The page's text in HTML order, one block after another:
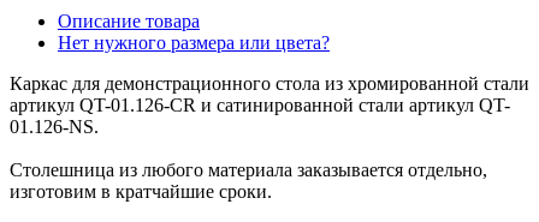
Описание товара
Нет нужного размера или цвета?
Каркас для демонстрационного стола из хромированной стали
артикул QT-01.126-CR и сатинированной стали артикул QT-
01.126-NS.
Столешница из любого материала заказывается отдельно,
изготовим в кратчайшие сроки.